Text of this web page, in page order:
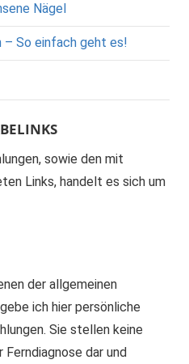
Nägel
– So einfach geht es!
sowie den mit
Links, handelt es sich um
der allgemeinen
ich hier persönliche
Sie stellen keine
dar und